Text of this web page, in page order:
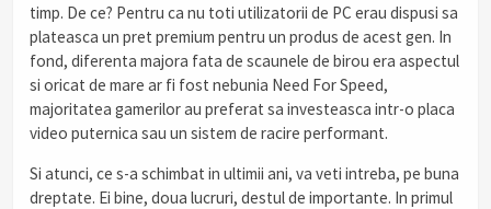
timp. De ce? Pentru ca nu toti utilizatorii de PC erau dispusi sa
plateasca un pret premium pentru un produs de acest gen. In
fond, diferenta majora fata de scaunele de birou era aspectul
si oricat de mare ar fi fost nebunia Need For Speed,
majoritatea gamerilor au preferat sa investeasca intr-o placa
video puternica sau un sistem de racire performant.
Si atunci, ce s-a schimbat in ultimii ani, va veti intreba, pe buna
dreptate. Ei bine, doua lucruri, destul de importante. In primul